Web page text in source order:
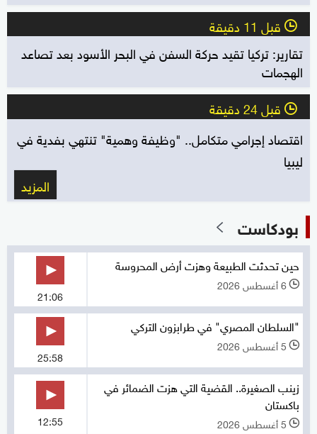
l قبل 11 دقيقة
تقارير: تركيا تقيد حركة السفن في البحر الأسود بعد تصاعد
الهجمات
l قبل 24 دقيقة
اقتصاد إجرامي متكامل.. "وظيفة وهمية" تنتهي بفدية في
ليبيا
المزيد
بودكاست
حين تحدثت الطبيعة وهزت أرض المحروسة
l 6 أغسطس 2026
21:06
"السلطان المصري" في طرابزون التركي
l 5 أغسطس 2026
25:58
زينب الصغيرة.. القضية التي هزت الضمائر في
باكستان
l 5 أغسطس 2026 12:55